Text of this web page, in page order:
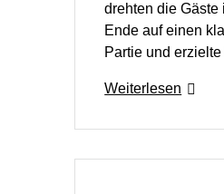
drehten die
Ende auf einen
Partie und
Weiterlesen